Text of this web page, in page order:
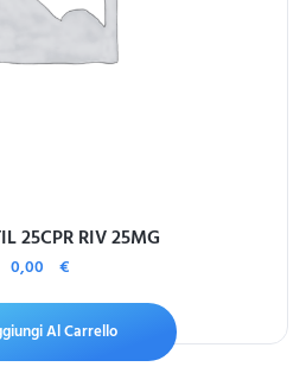
25CPR RIV 25MG
0,00 €
Al Carrello